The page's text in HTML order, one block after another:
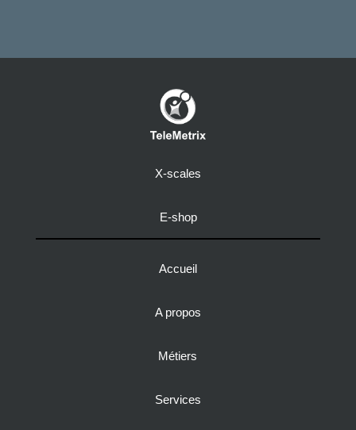
X-scales
E-shop
Accueil
A propos
Métiers
Services